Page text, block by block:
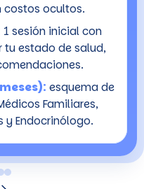
costos ocultos.
1 sesión inicial con
tu estado de salud,
esquema de
Familiares,
y Endocrinólogo.